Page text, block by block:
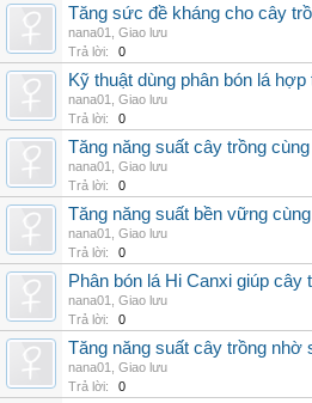
Tăng sức đề kháng cho cây
nana01
Giao lưu
Trả lời:
0
Kỹ thuật dùng phân bón lá
nana01
Giao lưu
Trả lời:
0
Tăng năng suất cây trồng
nana01
Giao lưu
Trả lời:
0
Tăng năng suất bền vững
nana01
Giao lưu
Trả lời:
0
Phân bón lá Hi Canxi giúp
nana01
Giao lưu
Trả lời:
0
Tăng năng suất cây trồng nhờ
nana01
Giao lưu
Trả lời:
0